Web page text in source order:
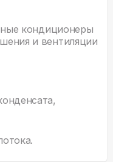
кондиционеры
и вентиляции